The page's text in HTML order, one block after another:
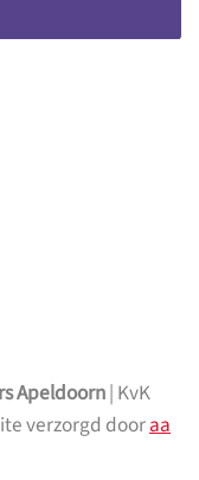
Apeldoorn| KvK
verzorgd dooraa